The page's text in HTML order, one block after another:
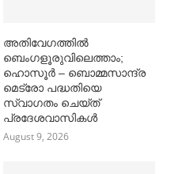
അതിവേഗത്തില്‍
ബെംഗളൂരുവിലെത്താം;
ഹൊസൂര്‍ – ബൊമ്മസാന്ദ്ര
മെട്രോ പദ്ധതിയെ
സ്വാഗതം ചെയ്ത്
പ്രദേശവാസികള്‍
August 9, 2026